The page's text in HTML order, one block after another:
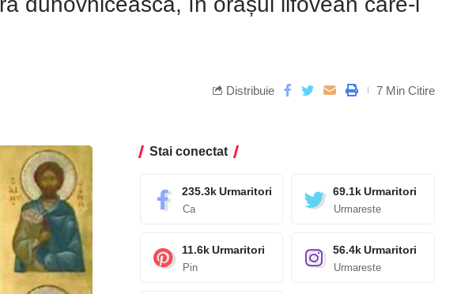
Distribuie 7 Min Citire
Stai conectat
235.3k Urmaritori
Ca
69.1k Urmaritori
Urmareste
11.6k Urmaritori
Pin
56.4k Urmaritori
Urmareste